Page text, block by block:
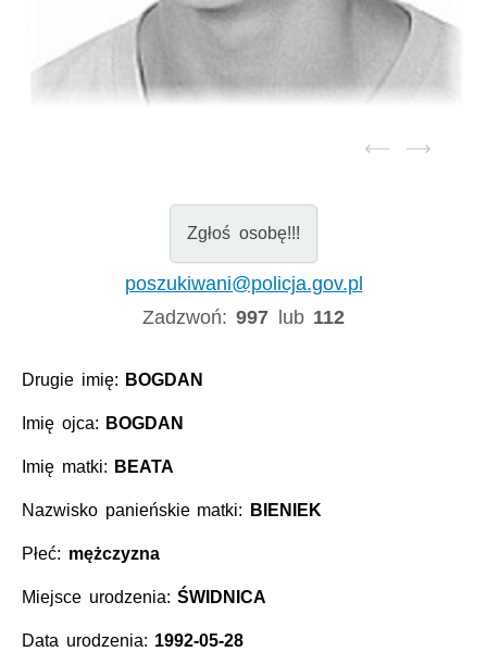
Zgłoś osobę!!!
poszukiwani@policja.gov.pl
Zadzwoń:997 lub 112
Drugie imię: BOGDAN
Imię ojca: BOGDAN
Imię matki: BEATA
Nazwisko panieńskie matki: BIENIEK
Płeć: mężczyzna
Miejsce urodzenia:ŚWIDNICA
Data urodzenia: 1992-05-28